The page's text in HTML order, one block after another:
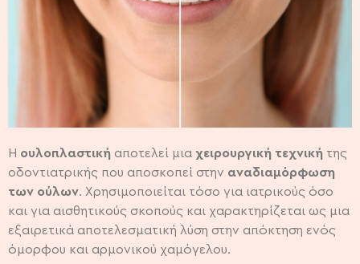
Η ουλοπλαστική αποτελεί μια χειρουργική τεχνική της
οδοντιατρικής που αποσκοπεί στην αναδιαμόρφωση
των ούλων. Χρησιμοποιείται τόσο για ιατρικούς όσο
και για αισθητικούς σκοπούς και χαρακτηρίζεται ως μια
εξαιρετικά αποτελεσματική λύση στην απόκτηση ενός
όμορφου και αρμονικού χαμόγελου.